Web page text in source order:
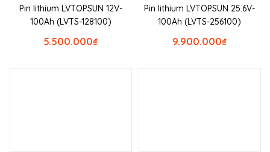
Pin lithium LVTOPSUN 12V-
100Ah (LVTS-128100)
₫
5.500.000
Pin lithium LVTOPSUN 25.6V-
100Ah (LVTS-256100)
₫
9.900.000